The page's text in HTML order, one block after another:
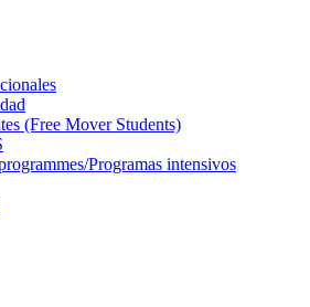
(Free Mover Students)
Programas intensivos